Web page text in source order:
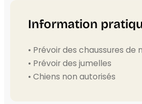
Information
• Prévoir des chaussures de
• Prévoir des jumelles
• Chiens non autorisés